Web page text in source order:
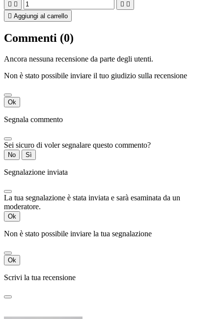
   
 Aggiungi al carrello
Commenti (0)
Ancora nessuna recensione da parte degli utenti.
Non è stato possibile inviare il tuo giudizio sulla recensione
Ok
Segnala commento
Sei sicuro di voler segnalare questo commento?
No Sì
Segnalazione inviata
La tua segnalazione è stata inviata e sarà esaminata da un
moderatore.
Ok
Non è stato possibile inviare la tua segnalazione
Ok
Scrivi la tua recensione